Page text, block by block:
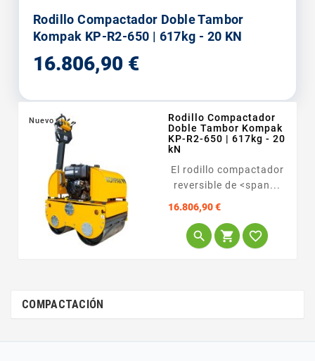
Rodillo Compactador Doble Tambor
Kompak KP-R2-650 | 617kg - 20 KN
16.806,90 €Precio
Nuevo
Rodillo Compactador
Doble Tambor Kompak
KP-R2-650 | 617kg - 20
kN
El rodillo compactador
reversible de <span...
16.806,90 €Precio
  
COMPACTACIÓN